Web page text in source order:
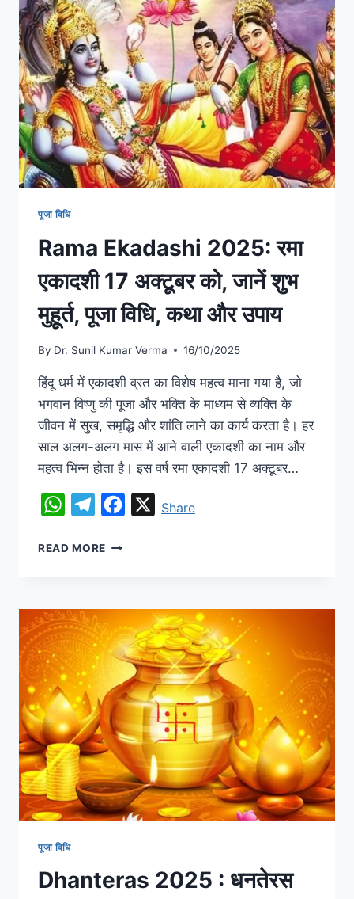
पूजा विधि
Rama Ekadashi 2025: रमा
एकादशी 17 अक्टूबर को, जानें शुभ
मुहूर्त, पूजा विधि, कथा और उपाय
By Dr. Sunil Kumar Verma 16/10/2025
हिंदू धर्म में एकादशी व्रत का विशेष महत्व माना गया है, जो
भगवान विष्णु की पूजा और भक्ति के माध्यम से व्यक्ति के
जीवन में सुख, समृद्धि और शांति लाने का कार्य करता है। हर
साल अलग-अलग मास में आने वाली एकादशी का नाम और
महत्व भिन्न होता है। इस वर्ष रमा एकादशी 17 अक्टूबर…
WhatsAppTelegramFacebook
XShare
READ MORE
पूजा विधि
Dhanteras 2025 : धनतेरस